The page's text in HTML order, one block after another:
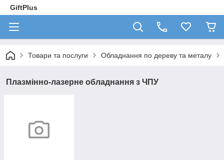
GiftPlus
Товари та послуги Обладнання по дереву та металу
Плазмінно-лазерне обладнання з ЧПУ